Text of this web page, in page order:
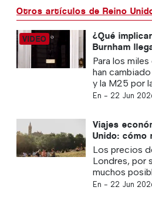
Otros artículos de Reino
¿Qué
Burnham
ministro
británicos
Portugal?
Para los
han
y la M25 por
En - 22 Jun
Viajes
Unido: cómo
Bretaña con
reducido
Los precios
Londres, por
muchos
En - 22 Jun